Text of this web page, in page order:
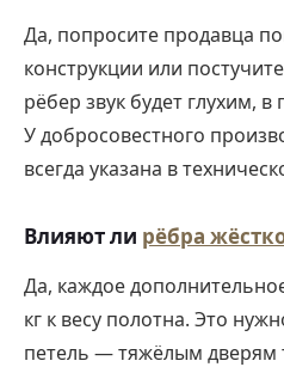
Да, попросите продавца
конструкции или
рёбер звук будет глухим,
У добросовестного
всегда указана в
Влияют ли рёбра
Да, каждое
кг к весу полотна. Это
петель — тяжёлым дверям